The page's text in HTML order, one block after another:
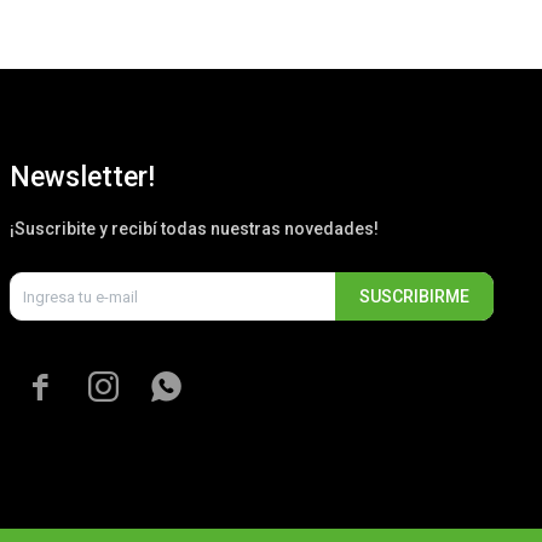
Newsletter!
¡Suscribite y recibí todas nuestras novedades!
SUSCRIBIRME
  